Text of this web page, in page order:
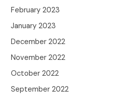
February 2023
January 2023
December 2022
November 2022
October 2022
September 2022